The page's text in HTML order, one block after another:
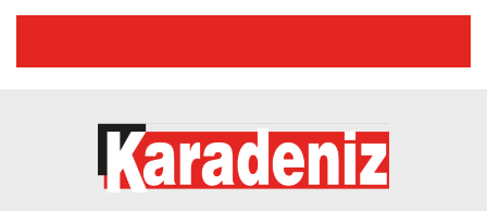
🔴🔵KARADENİZ FIRTINASI |
05.12.2024